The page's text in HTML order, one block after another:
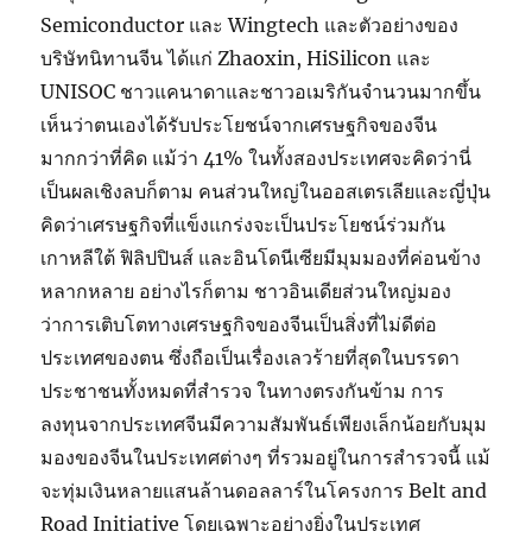
Semiconductor และ Wingtech และตัวอย่างของ
บริษัทนิทานจีน ได้แก่ Zhaoxin, HiSilicon และ
UNISOC ชาวแคนาดาและชาวอเมริกันจำนวนมากขึ้น
เห็นว่าตนเองได้รับประโยชน์จากเศรษฐกิจของจีน
มากกว่าที่คิด แม้ว่า 41% ในทั้งสองประเทศจะคิดว่านี่
เป็นผลเชิงลบก็ตาม คนส่วนใหญ่ในออสเตรเลียและญี่ปุ่น
คิดว่าเศรษฐกิจที่แข็งแกร่งจะเป็นประโยชน์ร่วมกัน
เกาหลีใต้ ฟิลิปปินส์ และอินโดนีเซียมีมุมมองที่ค่อนข้าง
หลากหลาย อย่างไรก็ตาม ชาวอินเดียส่วนใหญ่มอง
ว่าการเติบโตทางเศรษฐกิจของจีนเป็นสิ่งที่ไม่ดีต่อ
ประเทศของตน ซึ่งถือเป็นเรื่องเลวร้ายที่สุดในบรรดา
ประชาชนทั้งหมดที่สำรวจ ในทางตรงกันข้าม การ
ลงทุนจากประเทศจีนมีความสัมพันธ์เพียงเล็กน้อยกับมุม
มองของจีนในประเทศต่างๆ ที่รวมอยู่ในการสำรวจนี้ แม้
จะทุ่มเงินหลายแสนล้านดอลลาร์ในโครงการ Belt and
Road Initiative โดยเฉพาะอย่างยิ่งในประเทศ